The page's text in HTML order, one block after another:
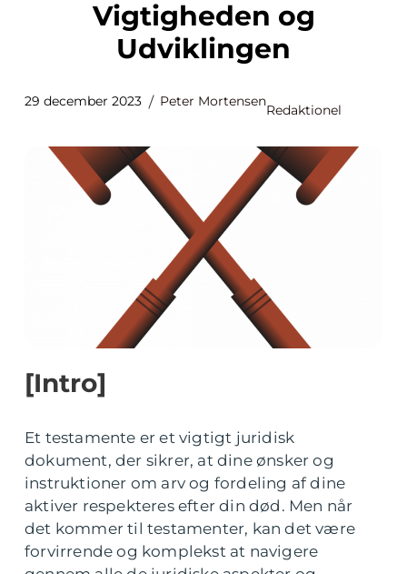
Vigtigheden og
Udviklingen
29 december 2023 Peter Mortensen
Redaktionel
[Intro]
Et testamente er et vigtigt juridisk
dokument, der sikrer, at dine ønsker og
instruktioner om arv og fordeling af dine
aktiver respekteres efter din død. Men når
det kommer til testamenter, kan det være
forvirrende og komplekst at navigere